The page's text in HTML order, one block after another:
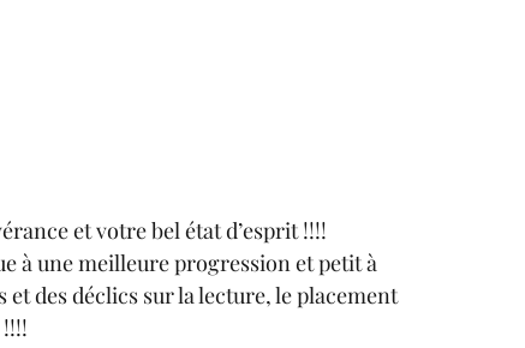
et votre bel état d’esprit !!!!
à une meilleure progression et petit à
des déclics sur la lecture, le placement